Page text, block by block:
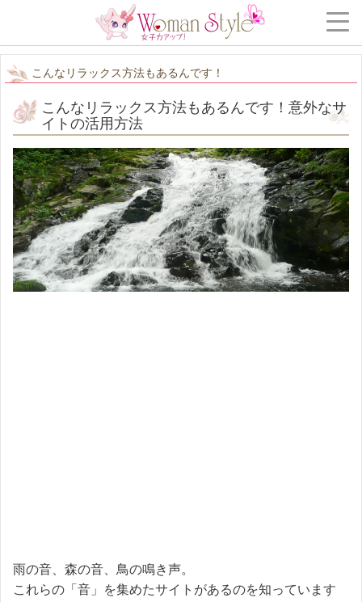
こんなリラックス方法もあるんです！
こんなリラックス方法もあるんです！意外なサ
イトの活用方法
雨の音、森の音、鳥の鳴き声。
これらの「音」を集めたサイトがあるのを知っています